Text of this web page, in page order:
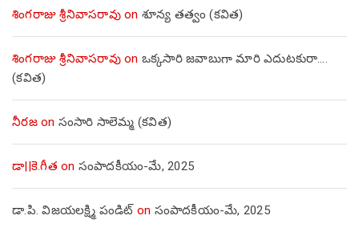
శింగరాజు శ్రీనివాసరావుon శూన్య తత్వం (కవిత)
శింగరాజు శ్రీనివాసరావుon ఒక్కసారి జవాబుగా మారి ఎదుటకురా….
(కవిత)
నీరజon సంసారి సాలెమ్మ (కవిత)
డా||కె.గీత on సంపాదకీయం-మే, 2025
డా.పి. విజయలక్ష్మి పండిట్ on సంపాదకీయం-మే, 2025